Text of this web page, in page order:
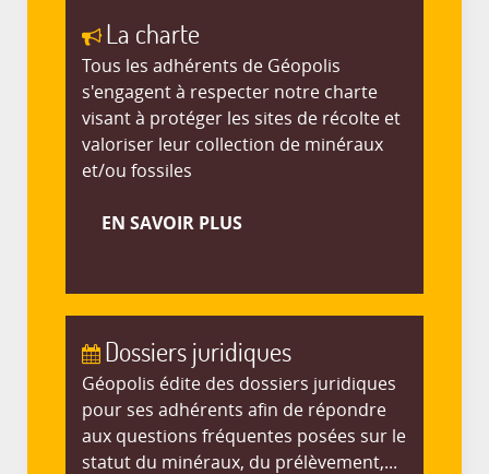
La charte
Tous les adhérents de Géopolis
s'engagent à respecter notre charte
visant à protéger les sites de récolte et
valoriser leur collection de minéraux
et/ou fossiles
EN SAVOIR PLUS
Dossiers juridiques
Géopolis édite des dossiers juridiques
pour ses adhérents afin de répondre
aux questions fréquentes posées sur le
statut du minéraux, du prélèvement,...